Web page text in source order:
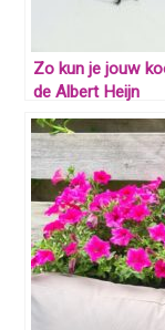
Zo kun je jouw
de Albert Heijn